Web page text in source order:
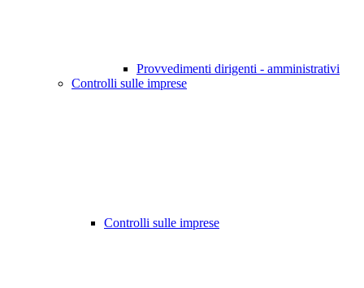
Provvedimenti dirigenti - amministrativi
Controlli sulle imprese
Controlli sulle imprese